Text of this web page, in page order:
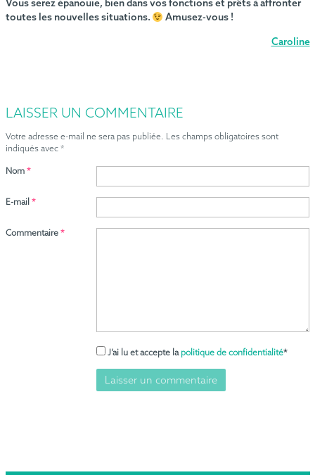
Vous serez épanouie, bien dans vos fonctions et prêts à affronter
toutes les nouvelles situations.
Amusez-vous !
Caroline
LAISSER UN COMMENTAIRE
Votre adresse e-mail ne sera pas publiée. Les champs obligatoires sont
indiqués avec *
Commentaire *
J’ai lu et accepte la politique de confidentialité*
Nom *
E-mail *